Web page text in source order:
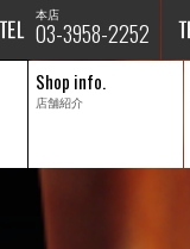
本店
03-3958-2252
Shop info.
店舗紹介